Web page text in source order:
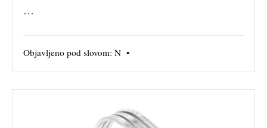
…
Objavljeno pod slovom: N •